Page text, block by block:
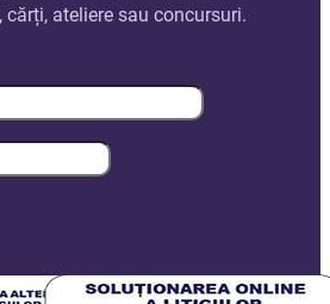
cărți, ateliere sau concursuri.